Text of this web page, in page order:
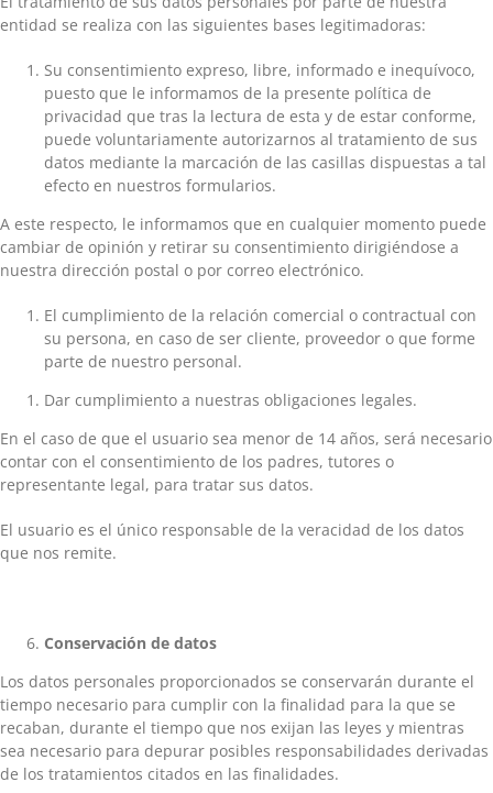
entidad se realiza con las siguientes bases legitimadoras:
Su consentimiento expreso, libre, informado e inequívoco,
puesto que le informamos de la presente política de
privacidad que tras la lectura de esta y de estar conforme,
puede voluntariamente autorizarnos al tratamiento de sus
datos mediante la marcación de las casillas dispuestas a tal
efecto en nuestros formularios.
A este respecto, le informamos que en cualquier momento puede
cambiar de opinión y retirar su consentimiento dirigiéndose a
nuestra dirección postal o por correo electrónico.
El cumplimiento de la relación comercial o contractual con
su persona, en caso de ser cliente, proveedor o que forme
parte de nuestro personal.
Dar cumplimiento a nuestras obligaciones legales.
En el caso de que el usuario sea menor de 14 años, será necesario
contar con el consentimiento de los padres, tutores o
representante legal, para tratar sus datos.
El usuario es el único responsable de la veracidad de los datos
que nos remite.
Conservación de datos
Los datos personales proporcionados se conservarán durante el
tiempo necesario para cumplir con la finalidad para la que se
recaban, durante el tiempo que nos exijan las leyes y mientras
sea necesario para depurar posibles responsabilidades derivadas
de los tratamientos citados en las finalidades.